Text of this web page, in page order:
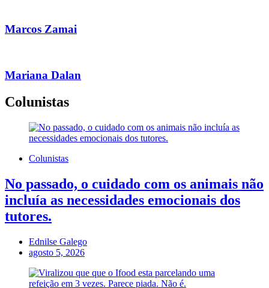
Marcos Zamai
Mariana Dalan
Colunistas
Colunistas
No passado, o cuidado com os animais não
incluía as necessidades emocionais dos
tutores.
Ednilse Galego
agosto 5, 2026